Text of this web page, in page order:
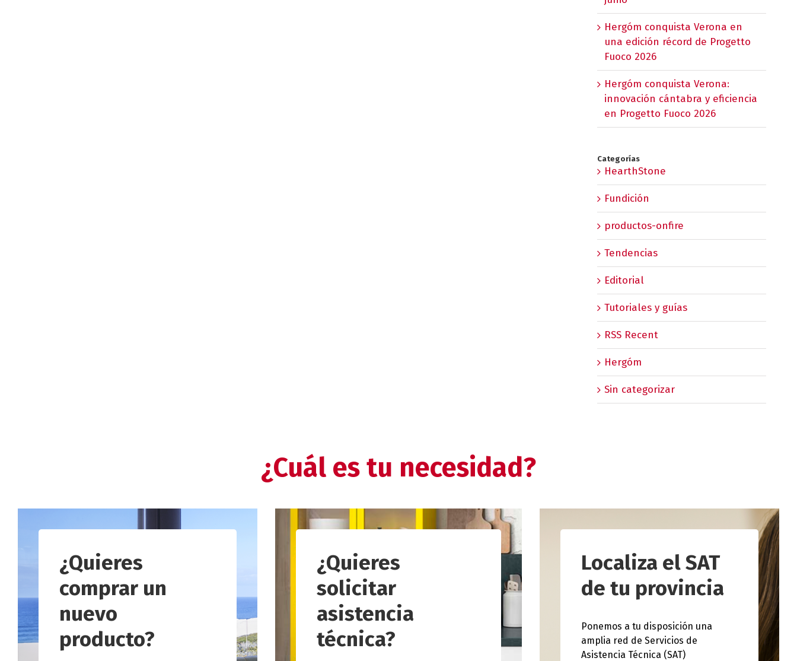
Hergóm conquista Verona en
una edición récord de Progetto
Fuoco 2026
Hergóm conquista Verona:
innovación cántabra y eficiencia
en Progetto Fuoco 2026
Categorías
HearthStone
Fundición
productos-onfire
Tendencias
Editorial
Tutoriales y guías
RSS Recent
Hergóm
Sin categorizar
¿Cuál es tu necesidad?
¿Quieres
comprar un
nuevo
producto?
¿Quieres
solicitar
asistencia
técnica?
Localiza el SAT
de tu provincia
Ponemos a tu disposición una
amplia red de Servicios de
Asistencia Técnica (SAT)